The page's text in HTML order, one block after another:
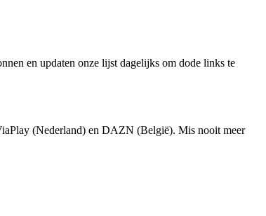
en updaten onze lijst dagelijks om dode links te
(Nederland) en DAZN (België). Mis nooit meer